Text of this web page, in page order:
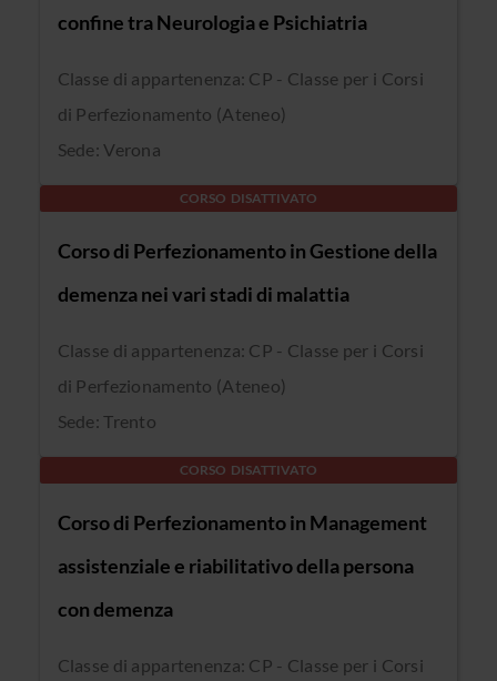
confine tra Neurologia e Psichiatria
Classe di appartenenza: CP - Classe per i Corsi
di Perfezionamento (Ateneo)
Sede: Verona
CORSO DISATTIVATO
Corso di Perfezionamento in Gestione della
demenza nei vari stadi di malattia
Classe di appartenenza: CP - Classe per i Corsi
di Perfezionamento (Ateneo)
Sede: Trento
CORSO DISATTIVATO
Corso di Perfezionamento in Management
assistenziale e riabilitativo della persona
con demenza
Classe di appartenenza: CP - Classe per i Corsi